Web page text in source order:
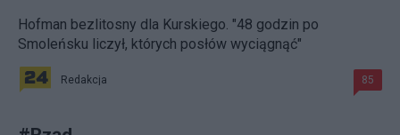
Hofman bezlitosny dla Kurskiego. "48 godzin po
Smoleńsku liczył, których posłów wyciągnąć"
Redakcja 85